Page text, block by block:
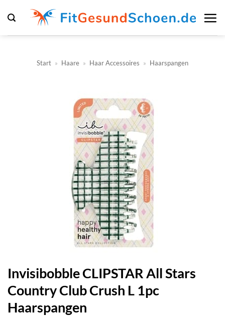
Inhalt
springen
Start » Haare » Haar Accessoires » Haarspangen
Invisibobble CLIPSTAR All Stars
Country Club Crush L 1pc
Haarspangen